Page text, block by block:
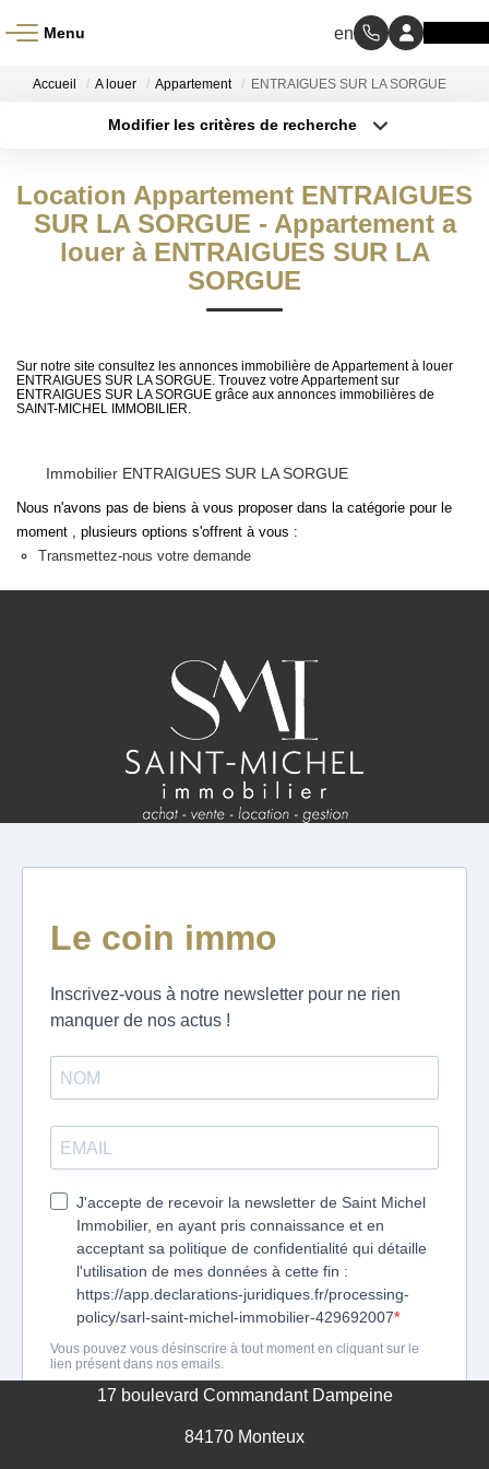
Menu
À VENDRE
À LOUER
NOS MÉTIERS
Transaction
ESTIMATION
FAQ
EXTRANET LOCATAIRES /
PROPRIÉTAIRES BAILLEURS
RÉSEAUX SOCIAUX
POLITIQUE DE CONFIDENTIALITÉ
GESTION DES COOKIES
MENTIONS LÉGALES
Accueil A louer Appartement ENTRAIGUES SUR LA SORGUE
Modifier les critères de recherche
Sélectionnez...
Type de bien
Surface min
Créer une alerte
Location Appartement ENTRAIGUES
SUR LA SORGUE - Appartement a
louer à ENTRAIGUES SUR LA
SORGUE
Sur notre site consultez les annonces immobilière de Appartement à louer
ENTRAIGUES SUR LA SORGUE. Trouvez votre Appartement sur
ENTRAIGUES SUR LA SORGUE grâce aux annonces immobilières de
SAINT-MICHEL IMMOBILIER.
Immobilier ENTRAIGUES SUR LA SORGUE
Nous n'avons pas de biens à vous proposer dans la catégorie pour le
moment , plusieurs options s'offrent à vous :
Transmettez-nous votre demande
17 boulevard Commandant Dampeine
84170 Monteux